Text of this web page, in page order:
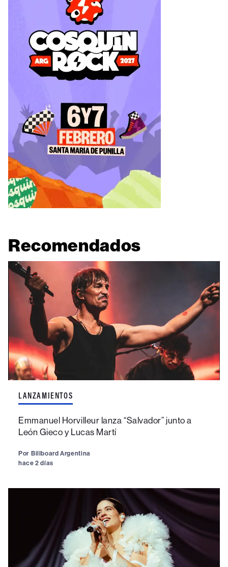
Recomendados
LANZAMIENTOS
Emmanuel Horvilleur lanza “Salvador” junto a
León Gieco y Lucas Martí
Por Billboard Argentina
hace 2 días